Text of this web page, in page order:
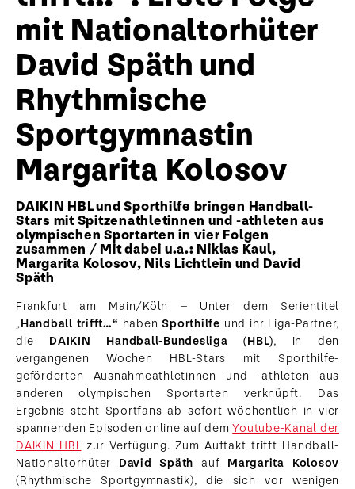
mit Nationaltorhüter
David Späth und
Rhythmische
Sportgymnastin
Margarita Kolosov
DAIKIN HBL und Sporthilfe bringen Handball-
Stars mit Spitzenathletinnen und -athleten aus
olympischen Sportarten in vier Folgen
zusammen / Mit dabei u.a.: Niklas Kaul,
Margarita Kolosov, Nils Lichtlein und David
Späth
Frankfurt am Main/Köln – Unter dem Serientitel
„Handball trifft…“ habenSporthilfe und ihr Liga-Partner,
die DAIKIN Handball-Bundesliga (HBL), in den
vergangenen Wochen HBL-Stars mit Sporthilfe-
geförderten Ausnahmeathletinnen und -athleten aus
anderen olympischen Sportarten verknüpft. Das
Ergebnis steht Sportfans ab sofort wöchentlich in vier
spannenden Episoden online auf demYoutube-Kanal der
DAIKIN HBLzur Verfügung. Zum Auftakt trifft Handball-
Nationaltorhüter David Späth auf Margarita Kolosov
(Rhythmische Sportgymnastik), die sich vor wenigen